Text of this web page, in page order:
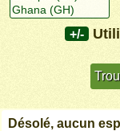
+/-
Désolé, aucun